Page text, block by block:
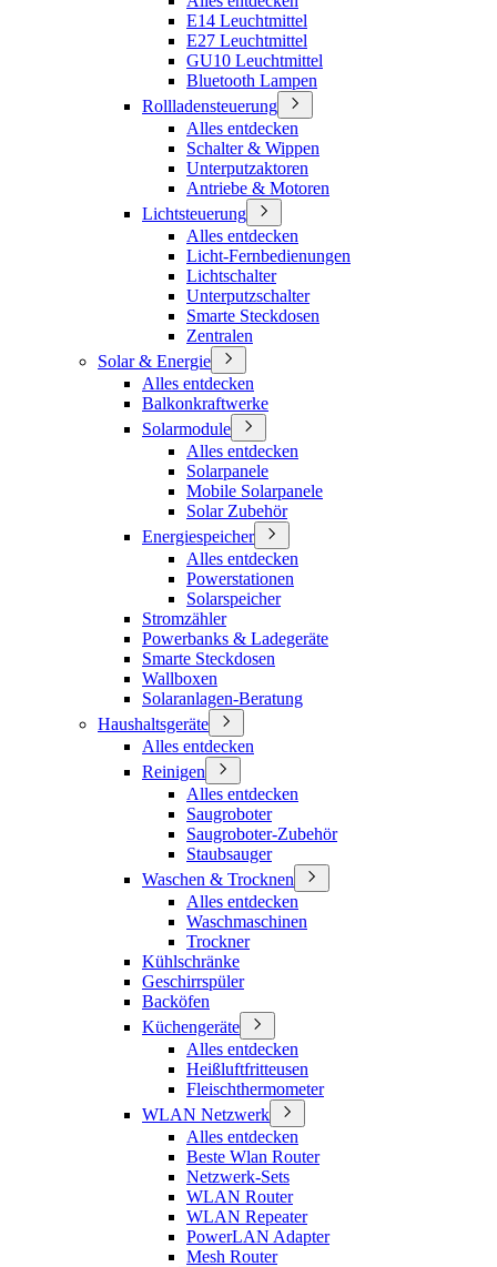
E14 Leuchtmittel
E27 Leuchtmittel
GU10 Leuchtmittel
Bluetooth Lampen
Rollladensteuerung
Alles entdecken
Schalter & Wippen
Unterputzaktoren
Antriebe & Motoren
Lichtsteuerung
Alles entdecken
Licht-Fernbedienungen
Lichtschalter
Unterputzschalter
Smarte Steckdosen
Zentralen
Solar & Energie
Alles entdecken
Balkonkraftwerke
Solarmodule
Alles entdecken
Solarpanele
Mobile Solarpanele
Solar Zubehör
Energiespeicher
Alles entdecken
Powerstationen
Solarspeicher
Stromzähler
Powerbanks & Ladegeräte
Smarte Steckdosen
Wallboxen
Solaranlagen-Beratung
Haushaltsgeräte
Alles entdecken
Reinigen
Alles entdecken
Saugroboter
Saugroboter-Zubehör
Staubsauger
Waschen & Trocknen
Alles entdecken
Waschmaschinen
Trockner
Kühlschränke
Geschirrspüler
Backöfen
Küchengeräte
Alles entdecken
Heißluftfritteusen
Fleischthermometer
WLAN Netzwerk
Alles entdecken
Beste Wlan Router
Netzwerk-Sets
WLAN Router
WLAN Repeater
PowerLAN Adapter
Mesh Router